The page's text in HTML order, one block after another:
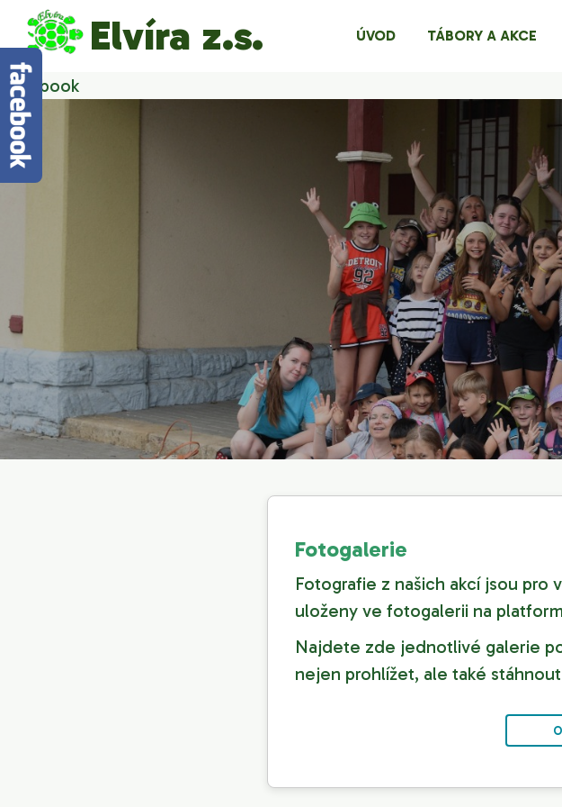
Elvíra z.s. ÚVOD TÁBORY A AKCE
Facebook
Fotogalerie
Fotografie z našich akcí jsou
uloženy ve fotogalerii na
Najdete zde jednotlivé galerie
nejen prohlížet, ale také